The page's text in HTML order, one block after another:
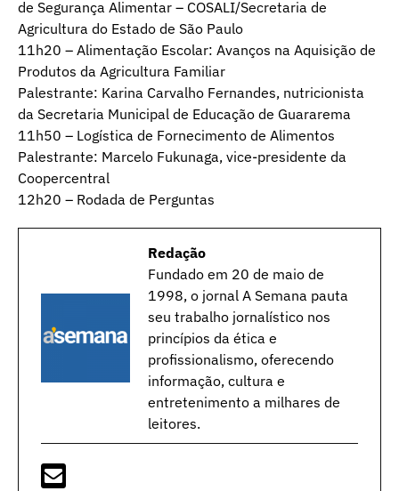
de Segurança Alimentar – COSALI/Secretaria de
Agricultura do Estado de São Paulo
11h20 – Alimentação Escolar: Avanços na Aquisição de
Produtos da Agricultura Familiar
Palestrante: Karina Carvalho Fernandes, nutricionista
da Secretaria Municipal de Educação de Guararema
11h50 – Logística de Fornecimento de Alimentos
Palestrante: Marcelo Fukunaga, vice-presidente da
Coopercentral
12h20 – Rodada de Perguntas
Redação
Fundado em 20 de maio de
1998, o jornal A Semana pauta
seu trabalho jornalístico nos
princípios da ética e
profissionalismo, oferecendo
informação, cultura e
entretenimento a milhares de
leitores.